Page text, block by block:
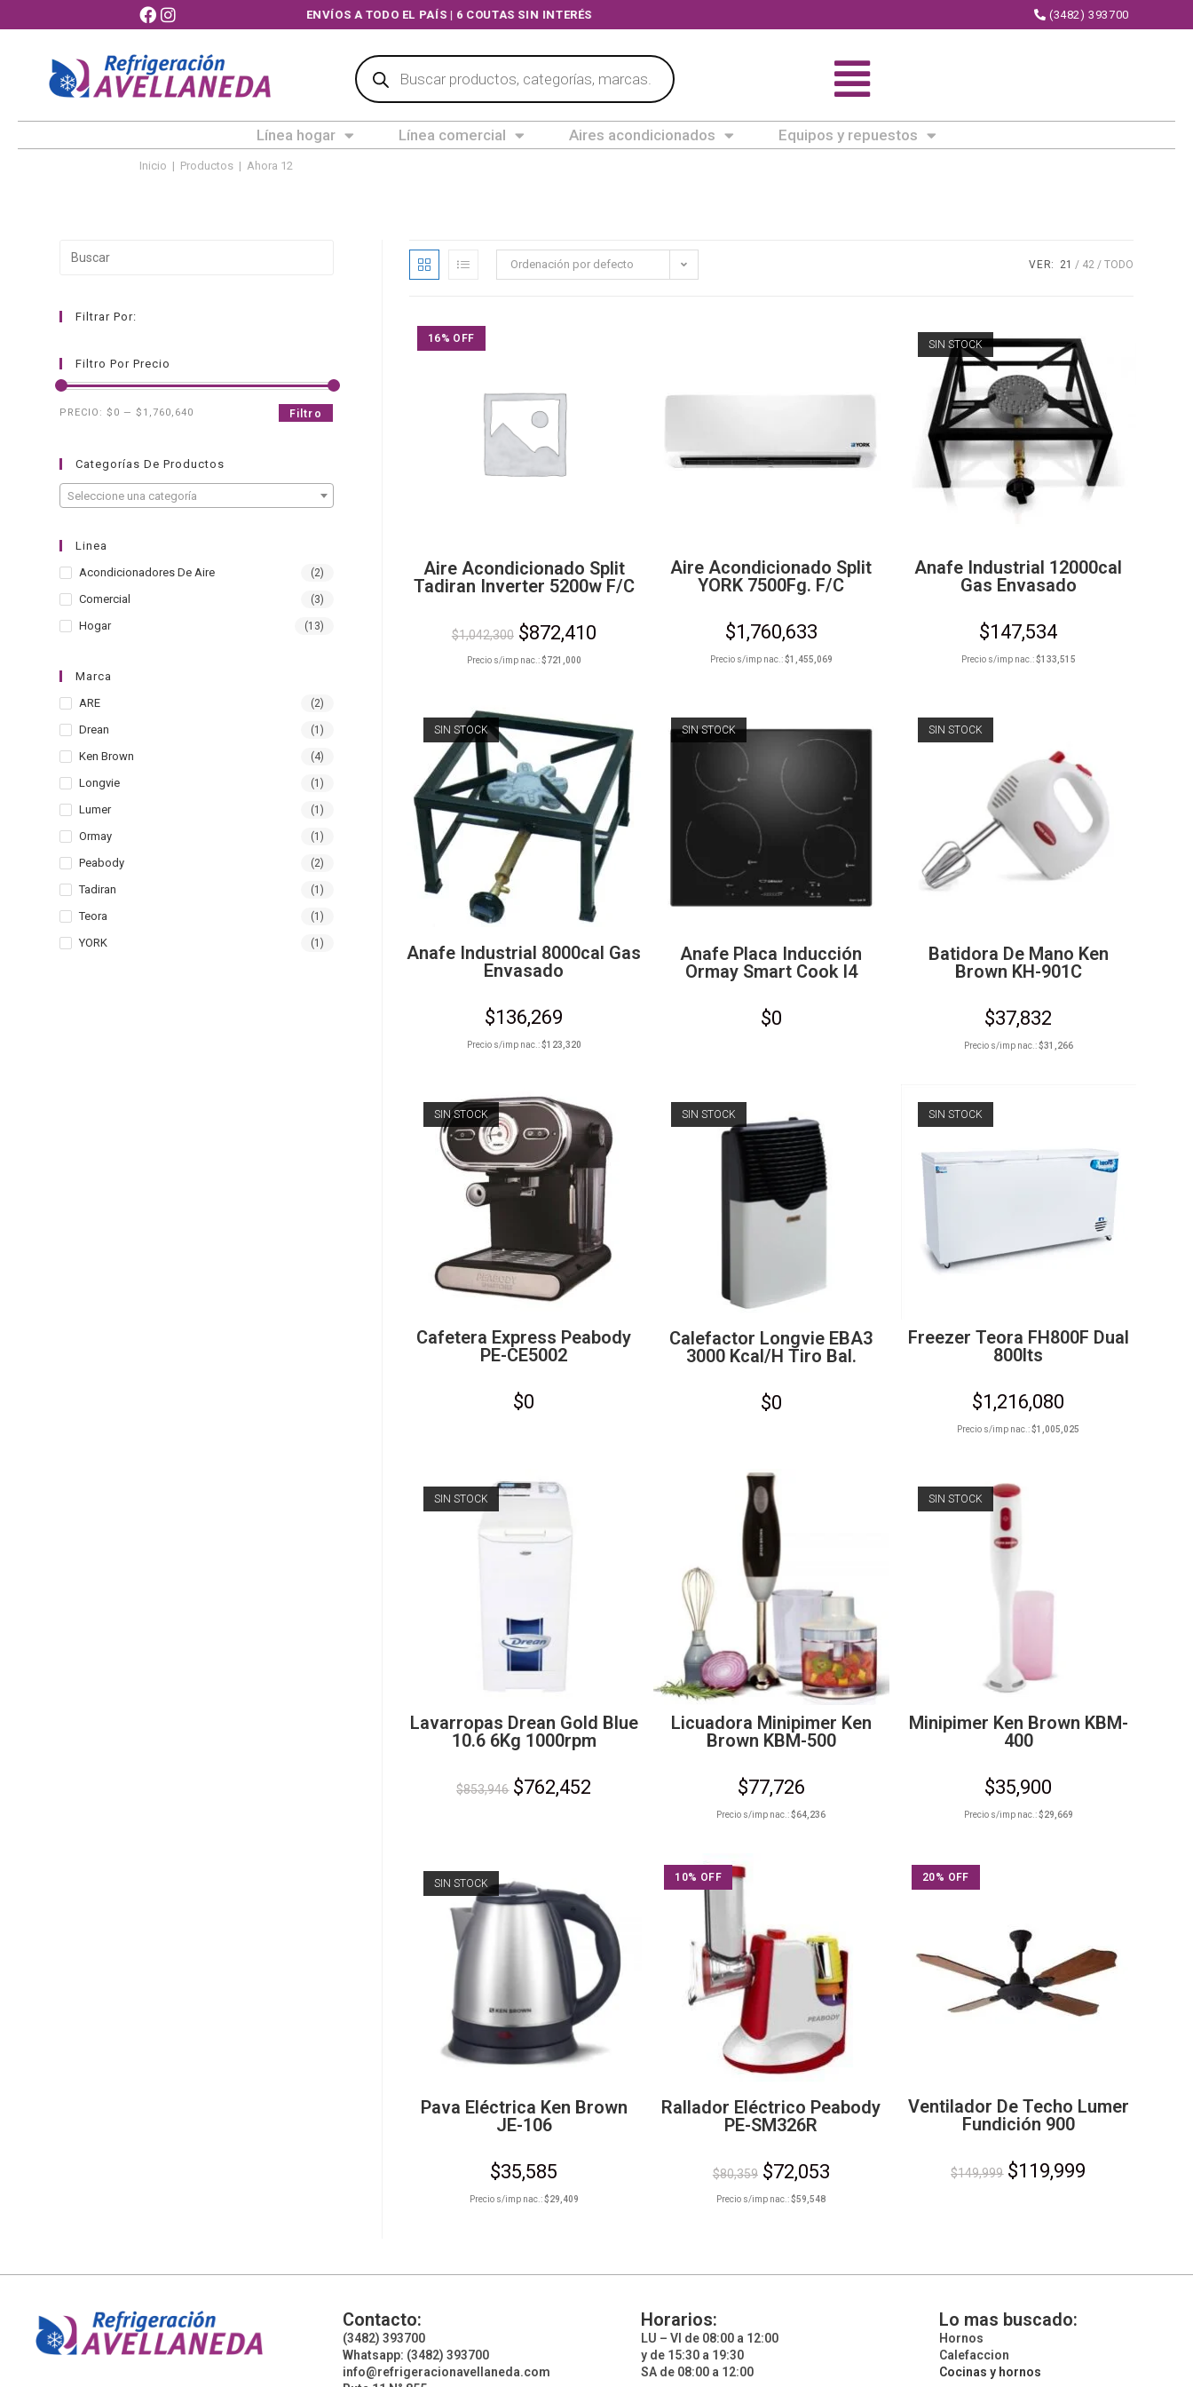
ENVÍOS A TODO EL PAÍS | 6 COUTAS SIN INTERÉS (3482) 393700
Línea hogar Línea comercial Aires acondicionados Equipos y repuestos
Inicio | Productos | Ahora 12
Filtrar Por:
Filtro Por Precio
Filtro
PRECIO:$0 —$1,760,640
Categorías De Productos
Seleccione una categoría
Linea
Acondicionadores De Aire
(2)
Comercial (3)
Hogar (13)
Marca
ARE
(2)
Drean (1)
Ken Brown (4)
Longvie (1)
Lumer (1)
Ormay (1)
Peabody (2)
Tadiran (1)
Teora (1)
YORK (1)
Ordenación por defecto VER: 21 42 TODO
16% OFF
Aire Acondicionado Split
Tadiran Inverter 5200w F/C
$1,042,300 $872,410
Precio s/imp nac.:$721,000
Aire Acondicionado Split
YORK 7500Fg. F/C
$1,760,633
Precio s/imp nac.:$1,455,069
SIN STOCK
Anafe Industrial 12000cal
Gas Envasado
$147,534
Precio s/imp nac.:$133,515
SIN STOCK
Anafe Industrial 8000cal Gas
Envasado
$136,269
Precio s/imp nac.:$123,320
SIN STOCK
Anafe Placa Inducción
Ormay Smart Cook I4
$0
SIN STOCK
Batidora De Mano Ken
Brown KH-901C
$37,832
Precio s/imp nac.:$31,266
SIN STOCK
Cafetera Express Peabody
PE-CE5002
$0
SIN STOCK
Calefactor Longvie EBA3
3000 Kcal/h Tiro Bal.
$0
SIN STOCK
Freezer Teora FH800F Dual
800lts
$1,216,080
Precio s/imp nac.:$1,005,025
SIN STOCK
Lavarropas Drean Gold Blue
10.6 6Kg 1000rpm
$853,946 $762,452
Licuadora Minipimer Ken
Brown KBM-500
$77,726
Precio s/imp nac.:$64,236
SIN STOCK
Minipimer Ken Brown KBM-
400
$35,900
Precio s/imp nac.:$29,669
SIN STOCK
Pava Eléctrica Ken Brown
JE-106
$35,585
Precio s/imp nac.:$29,409
10% OFF
Rallador Eléctrico Peabody
PE-SM326R
$80,359 $72,053
Precio s/imp nac.:$59,548
20% OFF
Ventilador De Techo Lumer
Fundición 900
$149,999 $119,999
Contacto:
(3482) 393700
Whatsapp: (3482) 393700
info@refrigeracionavellaneda.com
Horarios:
LU – VI de 08:00 a 12:00
y de 15:30 a 19:30
SA de 08:00 a 12:00
Lo mas buscado:
Hornos
Calefaccion
Cocinas y hornos